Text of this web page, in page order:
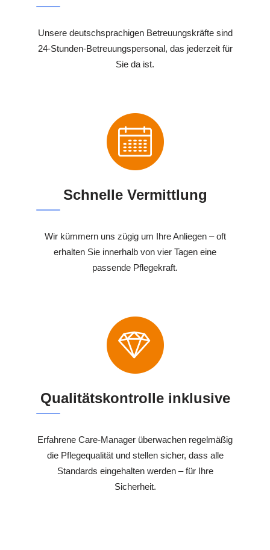
Unsere deutschsprachigen Betreuungskräfte sind
24-Stunden-Betreuungspersonal, das jederzeit für
Sie da ist.
Schnelle Vermittlung
Wir kümmern uns zügig um Ihre Anliegen – oft
erhalten Sie innerhalb von vier Tagen eine
passende Pflegekraft.
Qualitätskontrolle inklusive
Erfahrene Care-Manager überwachen regelmäßig
die Pflegequalität und stellen sicher, dass alle
Standards eingehalten werden – für Ihre
Sicherheit.